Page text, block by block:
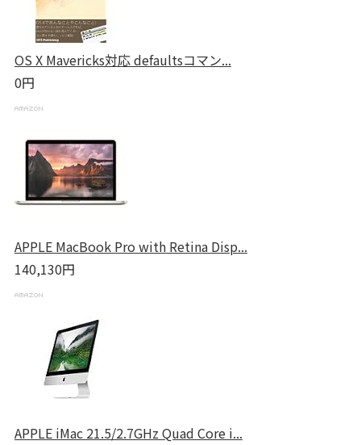
OS X Mavericks対応 defaultsコマン...
0円
APPLE MacBook Pro with Retina Disp...
140,130円
APPLE iMac 21.5/2.7GHz Quad Core i...